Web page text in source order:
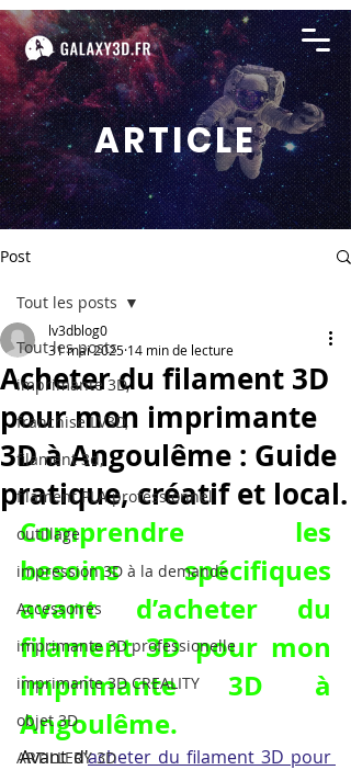
ARTICLE
Post
Tout les posts
imprimante 3D,
franchise LV3D,
filament 3d,
filament PLA professionnel
outillage
impression 3D à la demande
Accessoires
imprimante 3D professionelle
imprimante 3D CREALITY
objet 3D
ARTILLERY 3D
Tout les posts
Acheter du filament 3D
pour mon imprimante
3D à Angoulême : Guide
pratique, créatif et local.
lv3dblog0
31 mai 2025 14 min de lecture
Comprendre les
besoins spécifiques
avant d’acheter du
filament 3D pour mon
imprimante 3D à
Angoulême.
Avant d'acheter du filament 3D pour